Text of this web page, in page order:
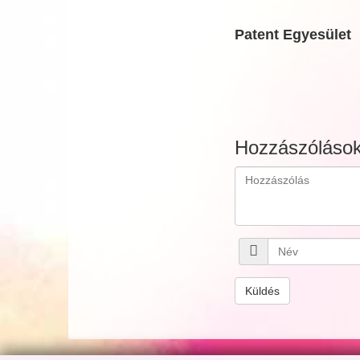
Patent Egyesület
Küldés